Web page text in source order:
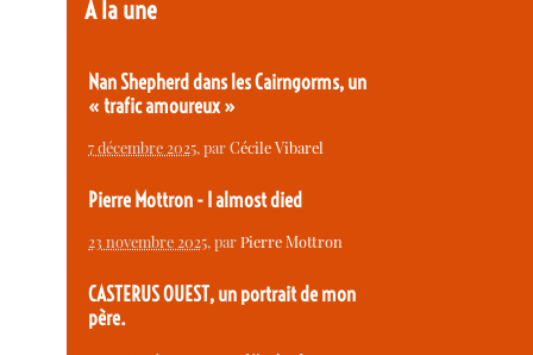
À la une
Nan Shepherd dans les Cairngorms, un
« trafic amoureux »
7 décembre 2025, parCécile Vibarel
Pierre Mottron - I almost died
23 novembre 2025, parPierre Mottron
CASTERUS OUEST, un portrait de mon
père.